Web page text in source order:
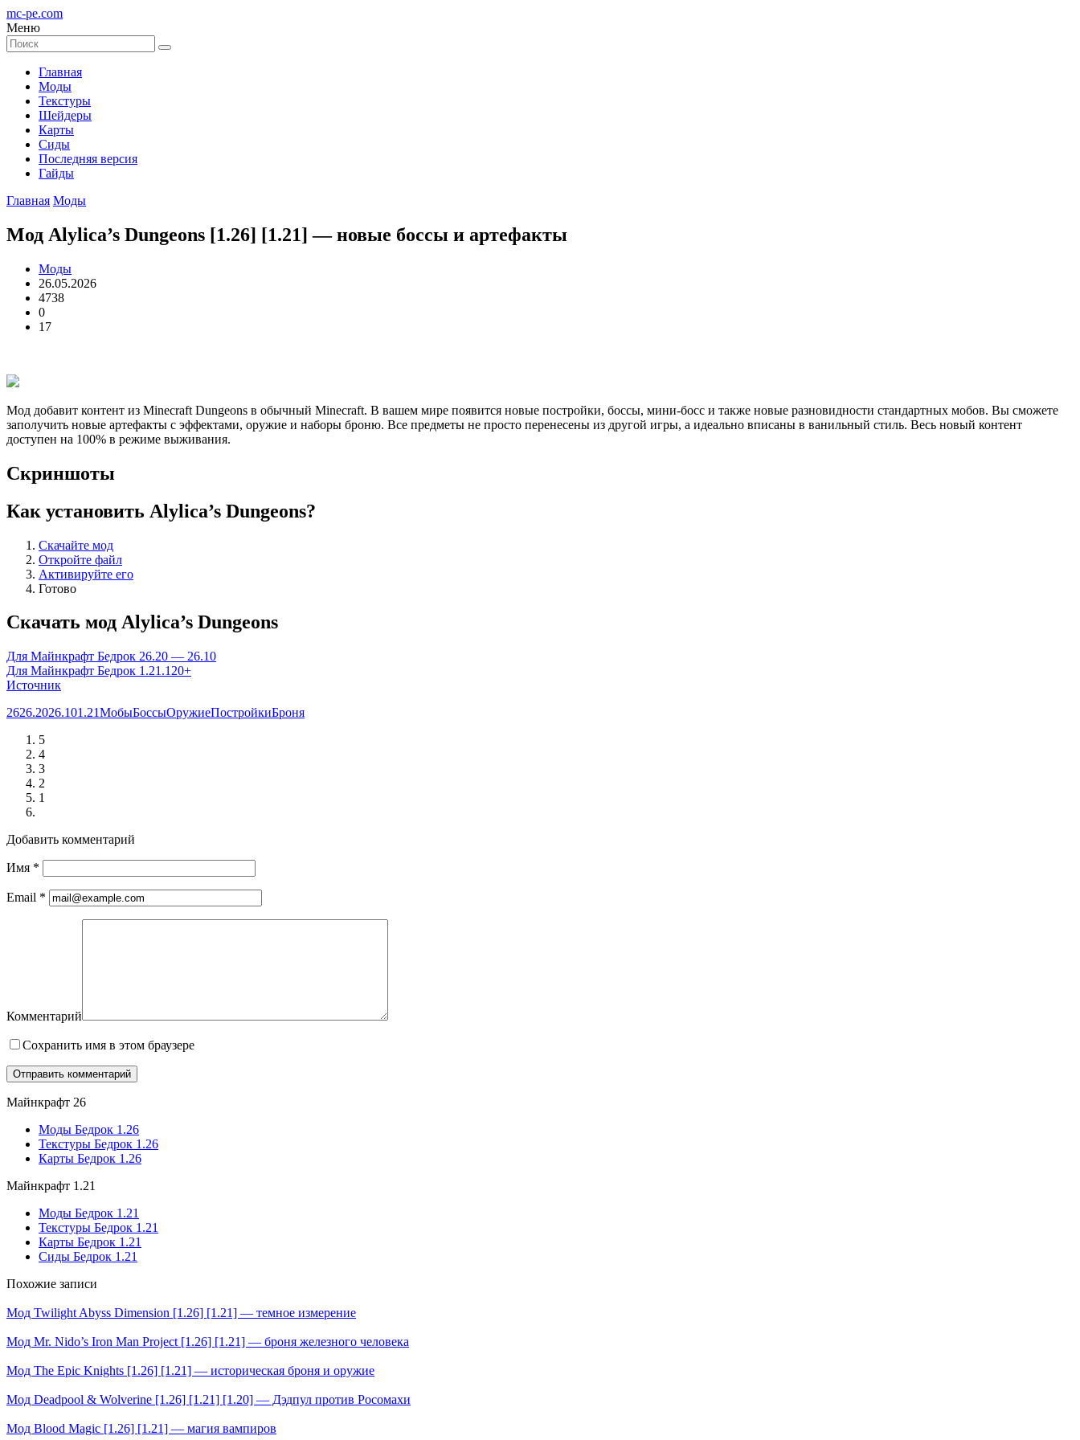
mc-pe.com
Меню
Главная
Моды
Текстуры
Шейдеры
Карты
Сиды
Последняя версия
Гайды
Главная Моды
Мод Alylica’s Dungeons [1.26] [1.21] — новые боссы и артефакты
Моды
26.05.2026
4738
0
17
Мод добавит контент из Minecraft Dungeons в обычный Minecraft. В вашем мире появится новые постройки, боссы, мини-босс и также новые разновидности стандартных мобов. Вы сможете
заполучить новые артефакты с эффектами, оружие и наборы броню. Все предметы не просто перенесены из другой игры, а идеально вписаны в ванильный стиль. Весь новый контент
доступен на 100% в режиме выживания.
Скриншоты
Как установить Alylica’s Dungeons?
Скачайте мод
Откройте файл
Активируйте его
Готово
Скачать мод Alylica’s Dungeons
Для Майнкрафт Бедрок 26.20 — 26.10
Для Майнкрафт Бедрок 1.21.120+
Источник
2626.2026.101.21МобыБоссыОружиеПостройкиБроня
5
4
3
2
1
Добавить комментарий
Имя *
Email *
Комментарий
Сохранить имя в этом браузере
Майнкрафт 26
Моды Бедрок 1.26
Текстуры Бедрок 1.26
Карты Бедрок 1.26
Майнкрафт 1.21
Моды Бедрок 1.21
Текстуры Бедрок 1.21
Карты Бедрок 1.21
Сиды Бедрок 1.21
Похожие записи
Мод Twilight Abyss Dimension [1.26] [1.21] — темное измерение
Мод Mr. Nido’s Iron Man Project [1.26] [1.21] — броня железного человека
Мод The Epic Knights [1.26] [1.21] — историческая броня и оружие
Мод Deadpool & Wolverine [1.26] [1.21] [1.20] — Дэдпул против Росомахи
Мод Blood Magic [1.26] [1.21] — магия вампиров